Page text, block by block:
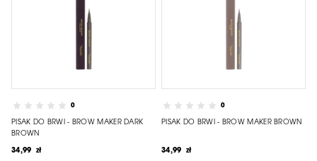
0
PISAK DO BRWI - BROW MAKER DARK
BROWN
34,99 zł
0
PISAK DO BRWI - BROW MAKER BROWN
34,99 zł